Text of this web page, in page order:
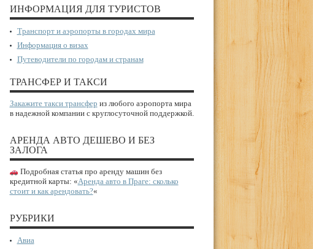
ИНФОРМАЦИЯ ДЛЯ ТУРИСТОВ
Транспорт и аэропорты в городах мира
Информация о визах
Путеводители по городам и странам
ТРАНСФЕР И ТАКСИ
Закажите такси трансфер из любого аэропорта мира
в надежной компании с круглосуточной поддержкой.
АРЕНДА АВТО ДЕШЕВО И БЕЗ
ЗАЛОГА
Подробная статья про аренду машин без
кредитной карты: «Аренда авто в Праге: сколько
стоит и как арендовать?«
РУБРИКИ
Авиа